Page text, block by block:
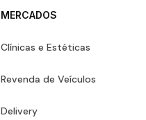
MERCADOS
Clínicas e Estéticas
Revenda de Veículos
Delivery